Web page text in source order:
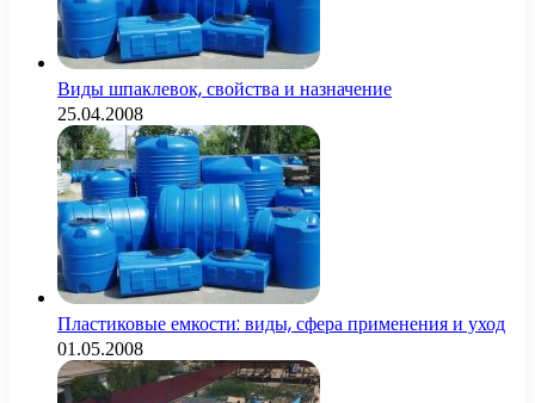
Виды шпаклевок, свойства и назначение
25.04.2008
Пластиковые емкости: виды, сфера применения и уход
01.05.2008